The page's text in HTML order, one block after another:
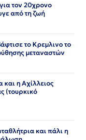
τον 20χρονο
από τη ζωή
το Κρεμλινο το
μεταναστών
και η Αχίλλειος
(τουρκικό
και πάλι η